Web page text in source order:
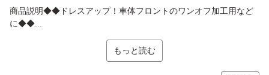
商品説明◆◆ドレスアップ！車体フロントのワンオフ加工用など
に◆◆...
もっと読む